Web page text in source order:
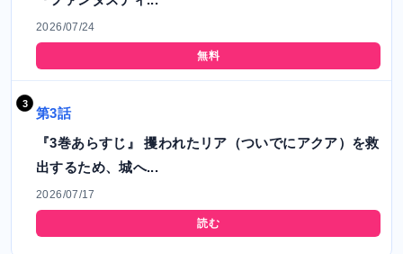
2026/07/24
無料
第3話
『3巻あらすじ』 攫われたリア（ついでにアクア）を救
出するため、城へ...
2026/07/17
読む